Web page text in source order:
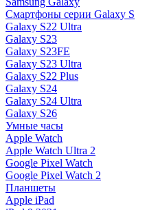
Смартфоны серии Galaxy S
Galaxy S22 Ultra
Galaxy S23
Galaxy S23FE
Galaxy S23 Ultra
Galaxy S22 Plus
Galaxy S24
Galaxy S24 Ultra
Galaxy S26
Умные часы
Apple Watch
Apple Watch Ultra 2
Google Pixel Watch
Google Pixel Watch 2
Планшеты
Apple iPad